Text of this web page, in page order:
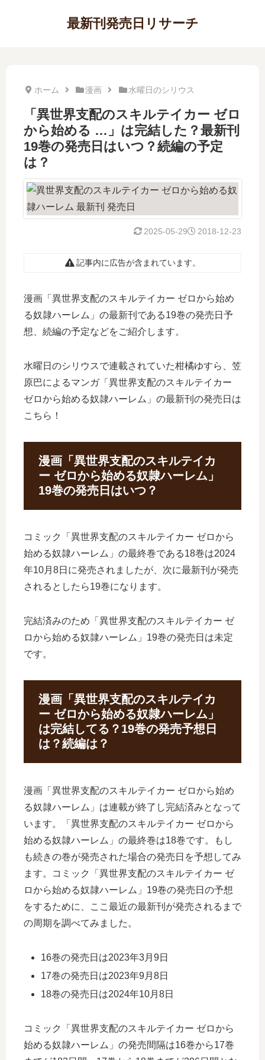
最新刊発売日リサーチ
ホーム 漫画 水曜日のシリウス
「異世界支配のスキルテイカー ゼロ
から始める …」は完結した？最新刊
19巻の発売日はいつ？続編の予定
は？
2018-12-23
2025-05-29
記事内に広告が含まれています。
漫画「異世界支配のスキルテイカー ゼロから始め
る奴隷ハーレム」の最新刊である19巻の発売日予
想、続編の予定などをご紹介します。
水曜日のシリウスで連載されていた柑橘ゆすら、笠
原巴によるマンガ「異世界支配のスキルテイカー
ゼロから始める奴隷ハーレム」の最新刊の発売日は
こちら！
漫画「異世界支配のスキルテイカ
ー ゼロから始める奴隷ハーレム」
19巻の発売日はいつ？
コミック「異世界支配のスキルテイカー ゼロから
始める奴隷ハーレム」の最終巻である18巻は2024
年10月8日に発売されましたが、次に最新刊が発売
されるとしたら19巻になります。
完結済みのため「異世界支配のスキルテイカー ゼ
ロから始める奴隷ハーレム」19巻の発売日は未定
です。
漫画「異世界支配のスキルテイカ
ー ゼロから始める奴隷ハーレム」
は完結してる？19巻の発売予想日
は？続編は？
漫画「異世界支配のスキルテイカー ゼロから始め
る奴隷ハーレム」は連載が終了し完結済みとなって
います。「異世界支配のスキルテイカー ゼロから
始める奴隷ハーレム」の最終巻は18巻です。もし
も続きの巻が発売された場合の発売日を予想してみ
ます。コミック「異世界支配のスキルテイカー ゼ
ロから始める奴隷ハーレム」19巻の発売日の予想
をするために、ここ最近の最新刊が発売されるまで
の周期を調べてみました。
16巻の発売日は2023年3月9日
17巻の発売日は2023年9月8日
18巻の発売日は2024年10月8日
コミック「異世界支配のスキルテイカー ゼロから
始める奴隷ハーレム」の発売間隔は16巻から17巻